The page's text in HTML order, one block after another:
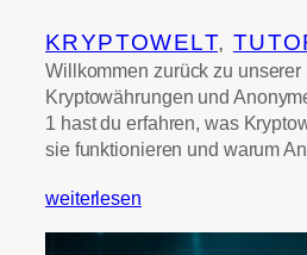
KRYPTOWELT,
Willkommen zurück zu unserer
Kryptowährungen und
1 hast du erfahren, was
sie funktionieren und warum
weiterlesen